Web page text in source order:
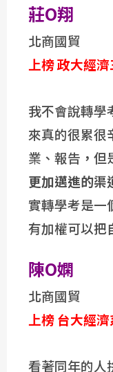
莊O翔
北商國貿
上榜政大經
我不會說轉學
來真的很累很
業、報告 ，但
更加邁進的渠
實轉學考是一
有加權可以把
陳O嫻
北商國貿
上榜台大經濟
看著同年的人